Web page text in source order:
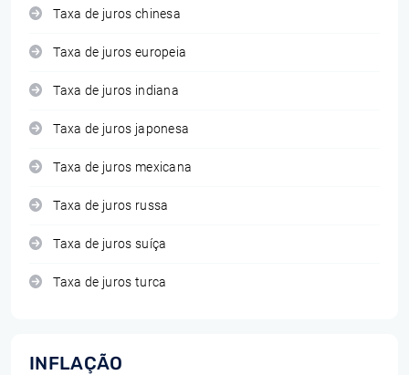
Taxa de juros chinesa
Taxa de juros europeia
Taxa de juros indiana
Taxa de juros japonesa
Taxa de juros mexicana
Taxa de juros russa
Taxa de juros suíça
Taxa de juros turca
INFLAÇÃO